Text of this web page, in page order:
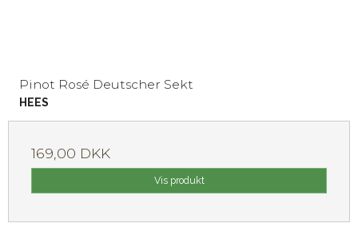
Pinot Rosé Deutscher Sekt
HEES
169,00 DKK
Vis produkt